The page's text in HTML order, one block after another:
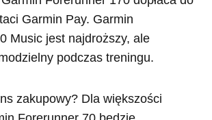
Garmin Pay. Garmin
Music jest najdroższy, ale
podczas treningu.
zakupowy? Dla większości